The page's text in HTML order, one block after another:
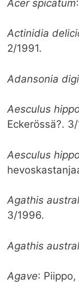
Acer spicatum
Actinidia
2/1991.
Adansonia
Aesculus
Eckerössä?.
Aesculus
Agathis
3/1996.
Agathis
Agave: